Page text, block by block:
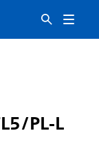
PL-L